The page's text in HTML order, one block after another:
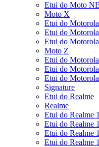
Etui do Moto
Moto X
Etui do
Etui do
Etui do
Moto Z
Etui do
Etui do
Etui do
Signature
Etui do Realme
Realme
Etui do Realme
Etui do Realme
Etui do Realme
Etui do Realme